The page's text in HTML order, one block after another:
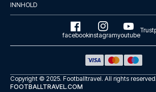
Garner Hotel Hamburg - St.Georg by IHG
INNHOLD
facebookinstagramyoutube
Copyright © 2025. Footballtravel. All rights reserved.
FOOTBALLTRAVEL.COM